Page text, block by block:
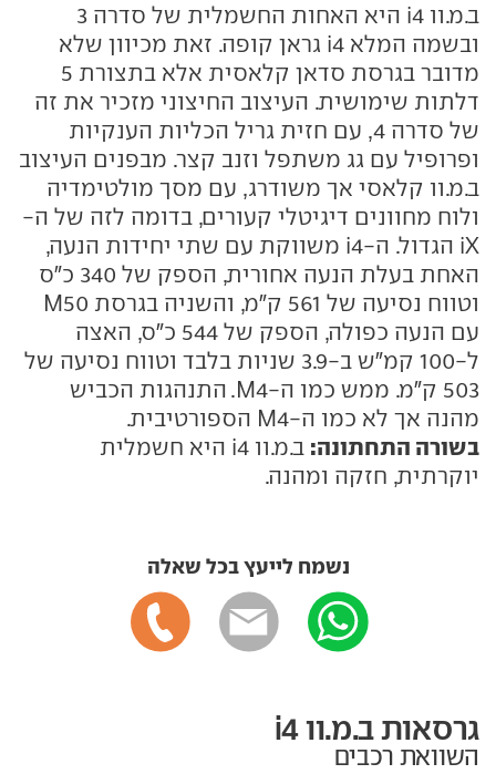
ב.מ.וו i4 היא האחות החשמלית של סדרה 3
ובשמה המלא i4 גראן קופה. זאת מכיוון שלא
מדובר בגרסת סדאן קלאסית אלא בתצורת 5
דלתות שימושית. העיצוב החיצוני מזכיר את זה
של סדרה 4, עם חזית גריל הכליות הענקיות
ופרופיל עם גג משתפל וזנב קצר. מבפנים העיצוב
ב.מ.וו קלאסי אך משודרג, עם מסך מולטימדיה
ולוח מחוונים דיגיטלי קעורים, בדומה לזה של ה-
iX הגדול. ה-i4 משווקת עם שתי יחידות הנעה,
האחת בעלת הנעה אחורית, הספק של 340 כ"ס
וטווח נסיעה של 561 ק"מ, והשניה בגרסת M50
עם הנעה כפולה, הספק של 544 כ"ס, האצה
ל-100 קמ"ש ב-3.9 שניות בלבד וטווח נסיעה של
503 ק"מ. ממש כמו ה-M4. התנהגות הכביש
מהנה אך לא כמו ה-M4 הספורטיבית.
בשורה התחתונה:
ב.מ.וו i4 היא חשמלית
יוקרתית, חזקה ומהנה.
נשמח לייעץ בכל שאלה
גרסאות ב.מ.וו i4
השוואת רכבים